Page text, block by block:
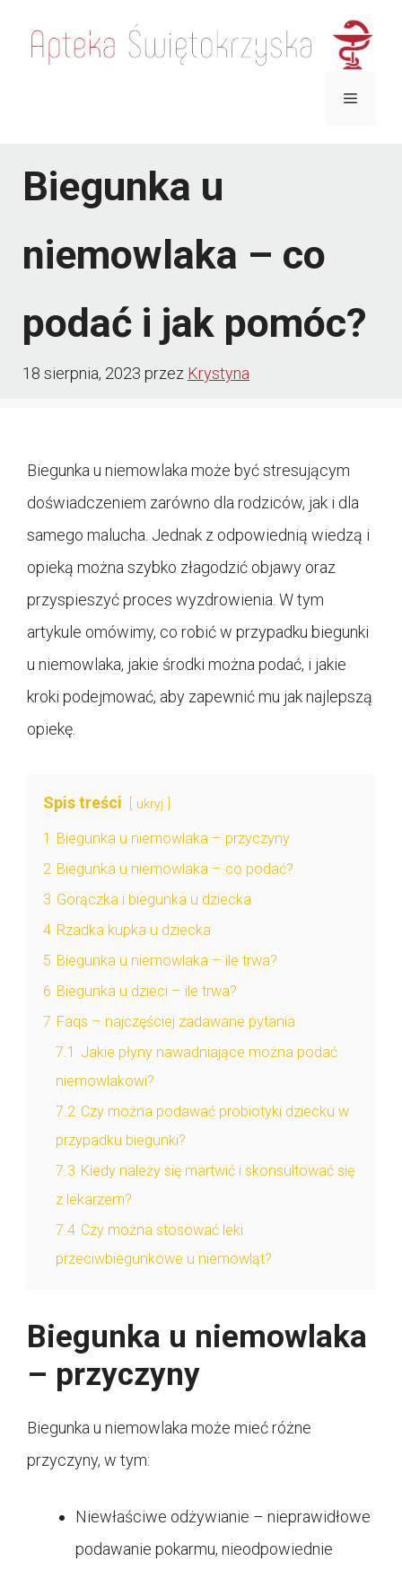
Menu
Biegunka u
niemowlaka – co
podać i jak pomóc?
18 sierpnia, 2023 przez Krystyna
Biegunka u niemowlaka może być stresującym
doświadczeniem zarówno dla rodziców, jak i dla
samego malucha. Jednak z odpowiednią wiedzą i
opieką można szybko złagodzić objawy oraz
przyspieszyć proces wyzdrowienia. W tym
artykule omówimy, co robić w przypadku biegunki
u niemowlaka, jakie środki można podać, i jakie
kroki podejmować, aby zapewnić mu jak najlepszą
opiekę.
Spis treści ukryj
1 Biegunka u niemowlaka – przyczyny
2 Biegunka u niemowlaka – co podać?
3 Gorączka i biegunka u dziecka
4 Rzadka kupka u dziecka
5 Biegunka u niemowlaka – ile trwa?
6 Biegunka u dzieci – ile trwa?
7 Faqs – najczęściej zadawane pytania
7.1 Jakie płyny nawadniające można podać
niemowlakowi?
7.2 Czy można podawać probiotyki dziecku w
przypadku biegunki?
7.3 Kiedy należy się martwić i skonsultować się
z lekarzem?
7.4 Czy można stosować leki
przeciwbiegunkowe u niemowląt?
Biegunka u niemowlaka
– przyczyny
Biegunka u niemowlaka może mieć różne
przyczyny, w tym:
Niewłaściwe odżywianie – nieprawidłowe
podawanie pokarmu, nieodpowiednie